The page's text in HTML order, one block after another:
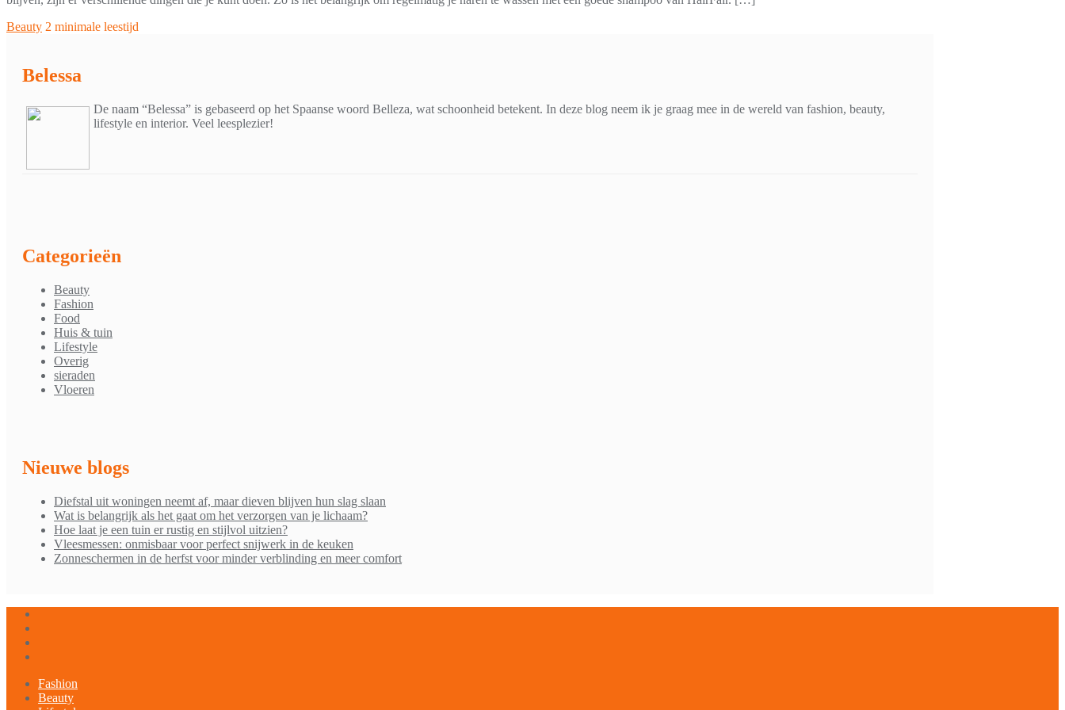
Beauty 2 minimale leestijd
Belessa
De naam “Belessa” is gebaseerd op het Spaanse woord Belleza, wat schoonheid betekent. In deze blog neem ik je graag mee in de wereld van fashion, beauty,
lifestyle en interior. Veel leesplezier!
Categorieën
Beauty
Fashion
Food
Huis & tuin
Lifestyle
Overig
sieraden
Vloeren
Nieuwe blogs
Diefstal uit woningen neemt af, maar dieven blijven hun slag slaan
Wat is belangrijk als het gaat om het verzorgen van je lichaam?
Hoe laat je een tuin er rustig en stijlvol uitzien?
Vleesmessen: onmisbaar voor perfect snijwerk in de keuken
Zonneschermen in de herfst voor minder verblinding en meer comfort
Fashion
Beauty